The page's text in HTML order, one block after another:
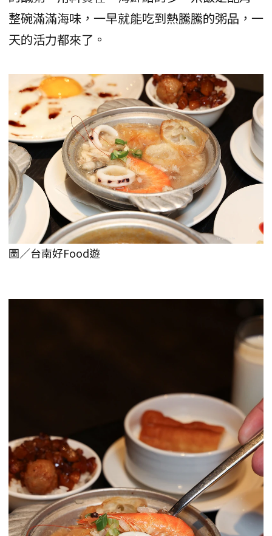
整碗滿滿海味，一早就能吃到熱騰騰的粥品，一
天的活力都來了。
圖／台南好Food遊